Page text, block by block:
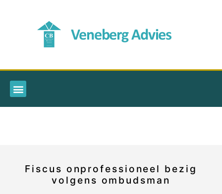
Fiscus onprofessioneel bezig
volgens ombudsman